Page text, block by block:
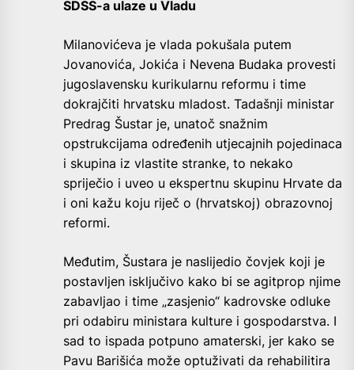
SDSS-a ulaze u Vladu
Milanovićeva je vlada pokušala putem
Jovanovića, Jokića i Nevena Budaka provesti
jugoslavensku kurikularnu reformu i time
dokrajčiti hrvatsku mladost. Tadašnji ministar
Predrag Šustar je, unatoč snažnim
opstrukcijama određenih utjecajnih pojedinaca
i skupina iz vlastite stranke, to nekako
spriječio i uveo u ekspertnu skupinu Hrvate da
i oni kažu koju riječ o (hrvatskoj) obrazovnoj
reformi.
Međutim, Šustara je naslijedio čovjek koji je
postavljen isključivo kako bi se agitprop njime
zabavljao i time „zasjenio“ kadrovske odluke
pri odabiru ministara kulture i gospodarstva. I
sad to ispada potpuno amaterski, jer kako se
Pavu Barišića može optuživati da rehabilitira